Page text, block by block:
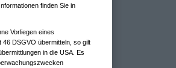
finden Sie in
Vorliegen eines
DSGVO übermitteln, so gilt
in die USA. Es